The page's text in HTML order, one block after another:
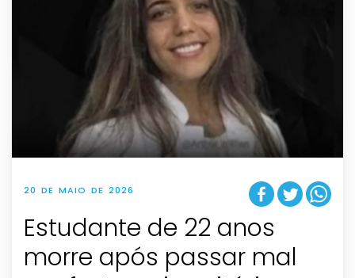
20 DE MAIO DE 2026
Estudante de 22 anos
morre após passar mal